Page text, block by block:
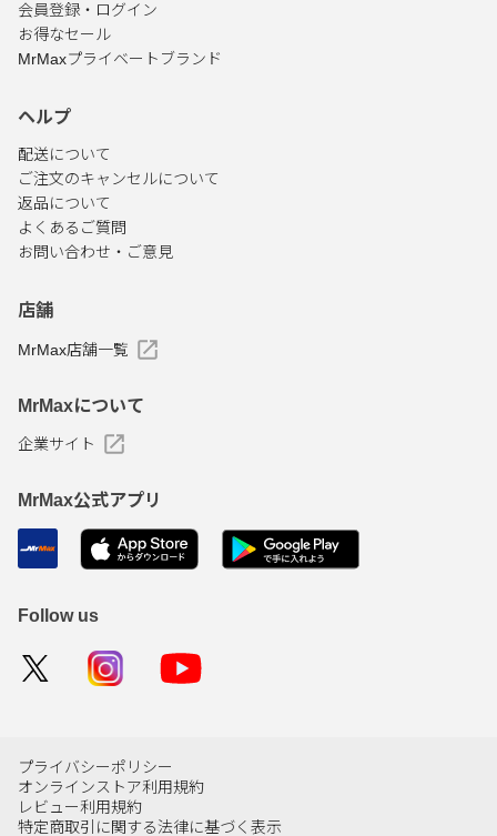
会員登録・ログイン
お得なセール
MrMaxプライベートブランド
ヘルプ
配送について
ご注文のキャンセルについて
返品について
よくあるご質問
お問い合わせ・ご意見
店舗
MrMax店舗一覧
MrMaxについて
企業サイト
MrMax公式アプリ
Follow us
プライバシーポリシー
オンラインストア利用規約
レビュー利用規約
特定商取引に関する法律に基づく表示